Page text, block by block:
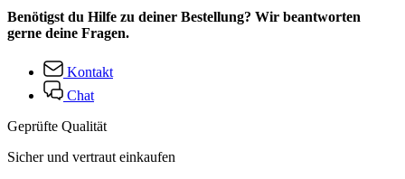
Benötigst du Hilfe zu deiner Bestellung? Wir beantworten
gerne deine Fragen.
Kontakt
Chat
Geprüfte Qualität
Sicher und vertraut einkaufen